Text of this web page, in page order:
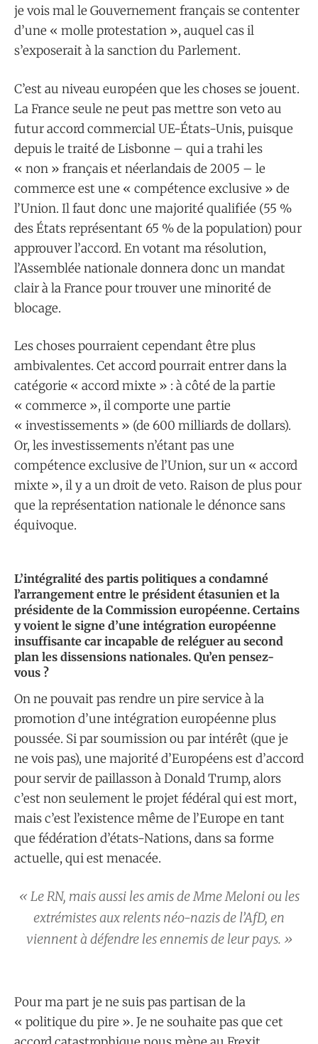
je vois mal le Gouvernement français se contenter
d’une « molle protestation », auquel cas il
s’exposerait à la sanction du Parlement.
C’est au niveau européen que les choses se jouent.
La France seule ne peut pas mettre son veto au
futur accord commercial UE-États-Unis, puisque
depuis le traité de Lisbonne – qui a trahi les
« non » français et néerlandais de 2005 – le
commerce est une « compétence exclusive » de
l’Union. Il faut donc une majorité qualifiée (55 %
des États représentant 65 % de la population) pour
approuver l’accord. En votant ma résolution,
l’Assemblée nationale donnera donc un mandat
clair à la France pour trouver une minorité de
blocage.
Les choses pourraient cependant être plus
ambivalentes. Cet accord pourrait entrer dans la
catégorie « accord mixte » : à côté de la partie
« commerce », il comporte une partie
« investissements » (de 600 milliards de dollars).
Or, les investissements n’étant pas une
compétence exclusive de l’Union, sur un « accord
mixte », il y a un droit de veto. Raison de plus pour
que la représentation nationale le dénonce sans
équivoque.
L’intégralité des partis politiques a condamné
l’arrangement entre le président étasunien et la
présidente de la Commission européenne. Certains
y voient le signe d’une intégration européenne
insuffisante car incapable de reléguer au second
plan les dissensions nationales. Qu’en pensez-
vous ?
On ne pouvait pas rendre un pire service à la
promotion d’une intégration européenne plus
poussée. Si par soumission ou par intérêt (que je
ne vois pas), une majorité d’Européens est d’accord
pour servir de paillasson à Donald Trump, alors
c’est non seulement le projet fédéral qui est mort,
mais c’est l’existence même de l’Europe en tant
que fédération d’états-Nations, dans sa forme
actuelle, qui est menacée.
« Le RN, mais aussi les amis de Mme Meloni ou les
extrémistes aux relents néo-nazis de l’AfD, en
viennent à défendre les ennemis de leur pays. »
Pour ma part je ne suis pas partisan de la
« politique du pire ». Je ne souhaite pas que cet